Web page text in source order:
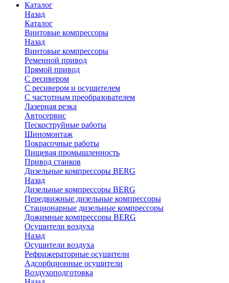
Каталог
Назад
Каталог
Винтовые компрессоры
Назад
Винтовые компрессоры
Ременной привод
Прямой привод
С ресивером
С ресивером и осушителем
С частотным преобразователем
Лазерная резка
Автосервис
Пескоструйные работы
Шиномонтаж
Покрасочные работы
Пищевая промышленность
Привод станков
Дизельные компрессоры BERG
Назад
Дизельные компрессоры BERG
Передвижные дизельные компрессоры
Стационарные дизельные компрессоры
Дожимные компрессоры BERG
Осушители воздуха
Назад
Осушители воздуха
Рефрижераторные осушители
Адсорбционные осушители
Воздухоподготовка